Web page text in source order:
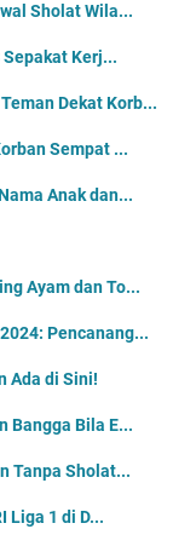
Sholat Wila...
Sepakat Kerj...
Dekat Korb...
Sempat ...
Anak dan...
Ayam dan To...
Pencanang...
Ada di Sini!
Bangga Bila E...
Tanpa Sholat...
Liga 1 di D...